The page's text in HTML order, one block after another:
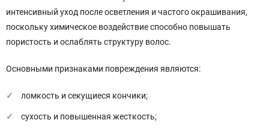
интенсивный уход после осветления и частого окрашивания,
поскольку химическое воздействие способно повышать
пористость и ослаблять структуру волос.
Основными признаками повреждения являются:
ломкость и секущиеся кончики;
сухость и повышенная жесткость;